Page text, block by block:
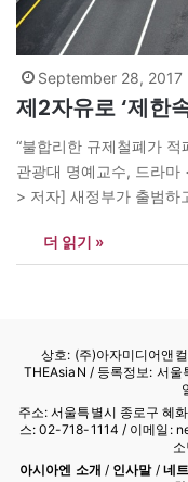
September 28, 2017
제2자유로 ‘제한
“불합리한 규제철폐가 적
관광대 명예교수, 드라
> 저자] 새정부가 출범하
운 규제를 만든다. 장관
부처가 안고 있는 잘못된
더 읽기 »
상호: (주)아자미디어앤
THEAsiaN / 등록정보: 서울
주소: 서울특별시 종로구 혜
스: 02-718-1114 / 이메일:
아시아엔 소개 / 인사말/ 네